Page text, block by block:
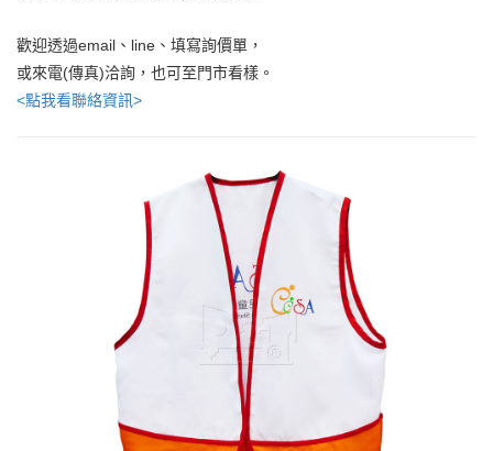
歡迎透過email、line、填寫詢價單，
或來電(傳真)洽詢，也可至門市看樣。
<點我看聯絡資訊>